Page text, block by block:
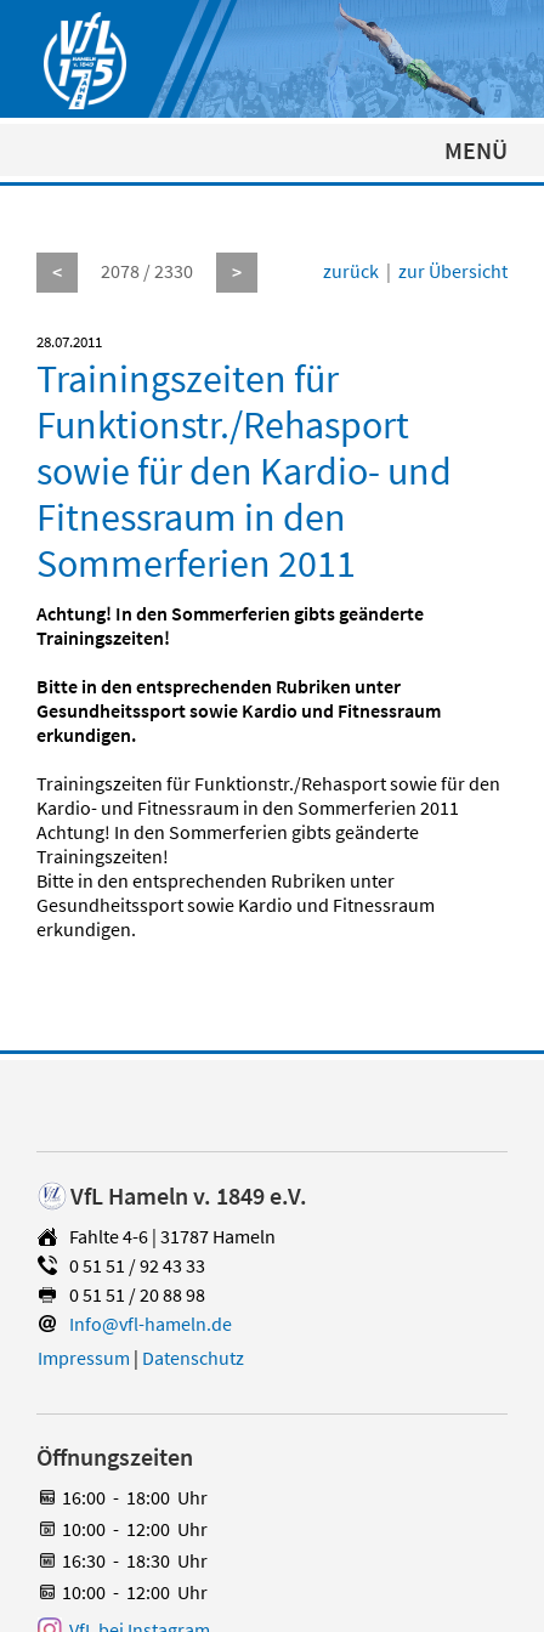
MENÜ
< 2078 / 2330 > zurück | zur Übersicht
28.07.2011
Trainingszeiten für
Funktionstr./Rehasport
sowie für den Kardio- und
Fitnessraum in den
Sommerferien 2011
Achtung! In den Sommerferien gibts geänderte
Trainingszeiten!
Bitte in den entsprechenden Rubriken unter
Gesundheitssport sowie Kardio und Fitnessraum
erkundigen.
Trainingszeiten für Funktionstr./Rehasport sowie für den
Kardio- und Fitnessraum in den Sommerferien 2011
Achtung! In den Sommerferien gibts geänderte
Trainingszeiten!
Bitte in den entsprechenden Rubriken unter
Gesundheitssport sowie Kardio und Fitnessraum
erkundigen.
VfL Hameln v. 1849 e.V.
Fahlte 4-6 | 31787 Hameln
0 51 51 / 92 43 33
0 51 51 / 20 88 98
Info@vfl-hameln.de
Impressum | Datenschutz
Öffnungszeiten
16:00 - 18:00 Uhr
10:00 - 12:00 Uhr
16:30 - 18:30 Uhr
10:00 - 12:00 Uhr